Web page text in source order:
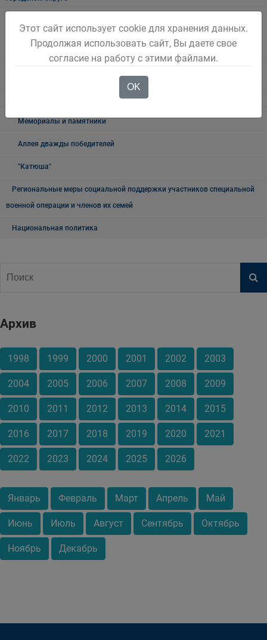
Мемориалы и памятники
Аллея дважды победителей
"Катюша"
Региональные меры социальной поддержки участников специальной
военной операции и членов их семей
Национальная политика
Архив
1998 1999 2000 2001 2002 2003
2004 2005 2006 2007 2008 2009
2010 2011 2012 2013 2014 2015
2016 2017 2018 2019 2020 2021
2022 2023 2024 2025 2026
Январь Февраль Март Апрель Май
Июнь Июль Август Сентябрь Октябрь
Ноябрь Декабрь
Этот сайт использует cookie для хранения данных.
Продолжая использовать сайт, Вы даете свое
согласие на работу с этими файлами.
OK